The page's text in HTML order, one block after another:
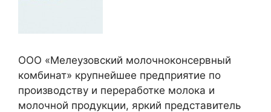
ООО «Мелеузовский молочноконсервный
комбинат» крупнейшее предприятие по
производству и переработке молока и
молочной продукции, яркий представитель